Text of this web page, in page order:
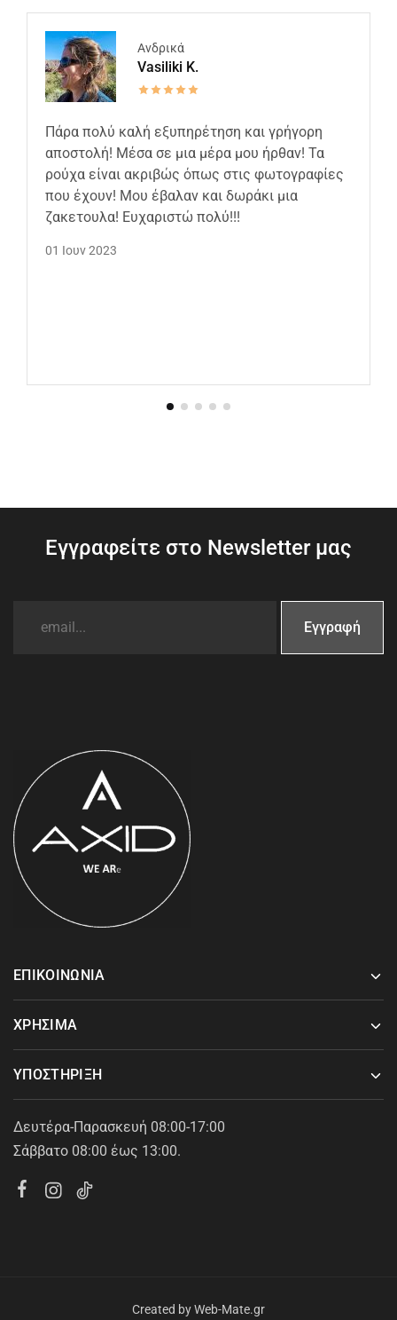
Ανδρικά
Vasiliki K.
Πάρα πολύ καλή εξυπηρέτηση και γρήγορη
αποστολή! Μέσα σε μια μέρα μου ήρθαν! Τα
ρούχα είναι ακριβώς όπως στις φωτογραφίες
που έχουν! Μου έβαλαν και δωράκι μια
ζακετουλα! Ευχαριστώ πολύ!!!
01 Ιουν 2023
Εγγραφείτε στο Newsletter μας
ΕΠΙΚΟΙΝΩΝΙΑ
ΧΡΗΣΙΜΑ
ΥΠΟΣΤΗΡΙΞΗ
Δευτέρα-Παρασκευή 08:00-17:00
Σάββατο 08:00 έως 13:00.
Created byWeb-Mate.gr